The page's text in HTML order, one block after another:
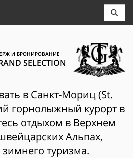
И БРОНИРОВАНИЕ
SELECTION
в Санкт-Мориц (St.
горнолыжный курорт в
отдыхом в Верхнем
Альпах,
туризма.